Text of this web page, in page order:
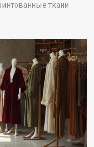
ткани